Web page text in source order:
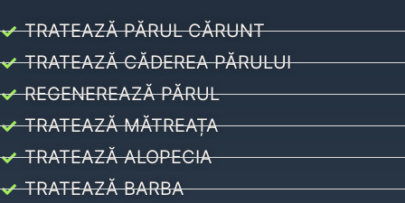
TRATEAZĂ PĂRUL CĂRUNT
TRATEAZĂ CĂDEREA PĂRULUI
REGENEREAZĂ PĂRUL
TRATEAZĂ MĂTREAȚA
TRATEAZĂ ALOPECIA
TRATEAZĂ BARBA